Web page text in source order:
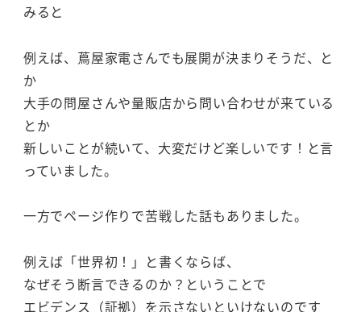
みると
例えば、蔦屋家電さんでも展開が決まりそうだ、と
か
大手の問屋さんや量販店から問い合わせが来ている
とか
新しいことが続いて、大変だけど楽しいです！と言
っていました。
一方でページ作りで苦戦した話もありました。
例えば「世界初！」と書くならば、
なぜそう断言できるのか？ということで
エビデンス（証拠）を示さないといけないのです